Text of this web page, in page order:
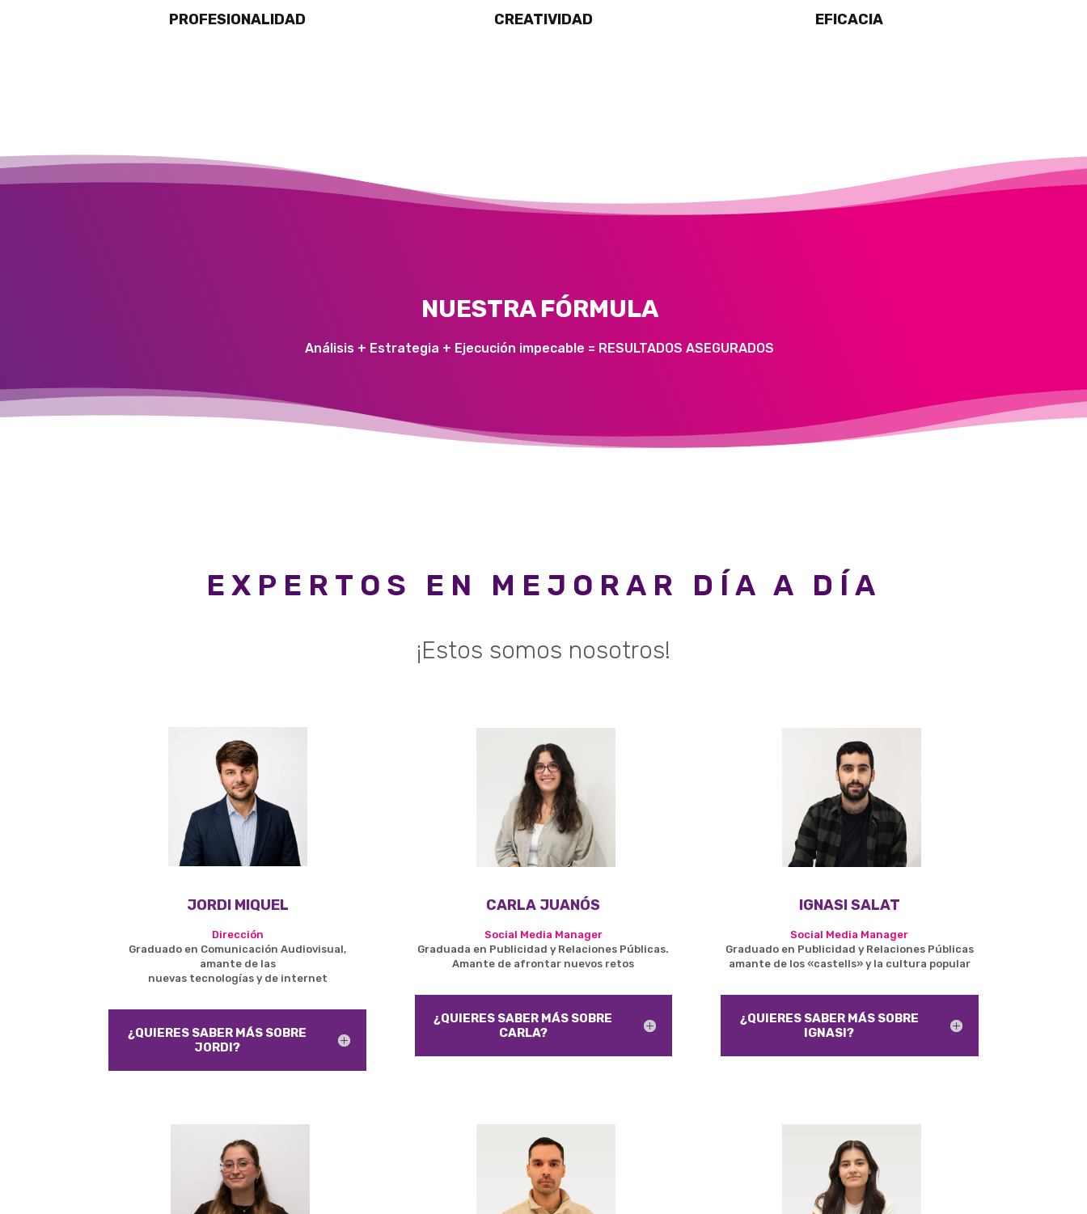
PROFESIONALIDAD CREATIVIDAD EFICACIA
NUESTRA FÓRMULA
Análisis + Estrategia + Ejecución impecable = RESULTADOS ASEGURADOS
EXPERTOS EN MEJORAR DÍA A DÍA
¡Estos somos nosotros!
JORDI MIQUEL
Dirección
Graduado en Comunicación Audiovisual,
amante de las
nuevas tecnologías y de internet
¿QUIERES SABER MÁS SOBRE
JORDI?
CARLA JUANÓS
Social Media Manager
Graduada en Publicidad y Relaciones Públicas.
Amante de afrontar nuevos retos
¿QUIERES SABER MÁS SOBRE
CARLA?
IGNASI SALAT
Social Media Manager
Graduado en Publicidad y Relaciones Públicas
amante de los «castells» y la cultura popular
¿QUIERES SABER MÁS SOBRE
IGNASI?